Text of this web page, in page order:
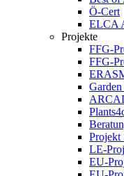
Ö-Cert
ELCA
Projekte
FFG-
FFG-
LE-
EU-